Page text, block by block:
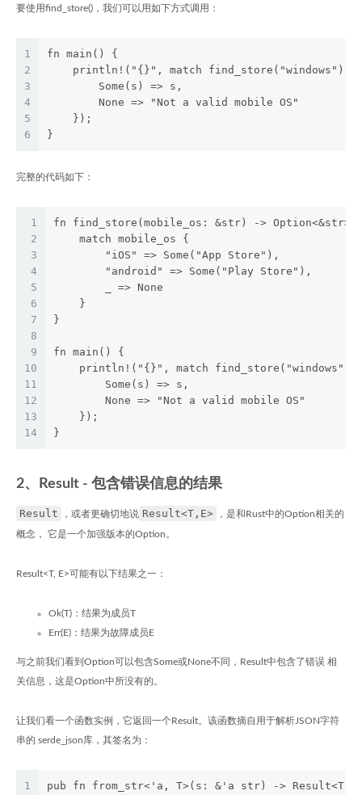
要使用find_store()，我们可以用如下方式调用：
1
2
3
4
5
6
fn main() {
    println!("{}", match find_store("windows") {
        Some(s) => s,
        None => "Not a valid mobile OS"
    });
}
完整的代码如下：
1
2
3
4
5
6
7
8
9
10
11
12
13
14
fn find_store(mobile_os: &str) -> Option<&str>
    match mobile_os {
        "iOS" => Some("App Store"),
        "android" => Some("Play Store"),
        _ => None
    }
}
fn main() {
println!("{}", match find_store("windows")
        Some(s) => s,
        None => "Not a valid mobile OS"
    });
}
2、Result - 包含错误信息的结果
Result ，或者更确切地说 Result<T,E> ，是和Rust中的Option相关的
概念， 它是一个加强版本的Option。
Result<T, E>可能有以下结果之一：
Ok(T)：结果为成员T
Err(E)：结果为故障成员E
与之前我们看到Option可以包含Some或None不同，Result中包含了错误 相
关信息，这是Option中所没有的。
让我们看一个函数实例，它返回一个Result。该函数摘自用于解析JSON字符
串的 serde_json库，其签名为：
1
pub fn from_str<'a, T>(s: &'a str) -> Result<T,